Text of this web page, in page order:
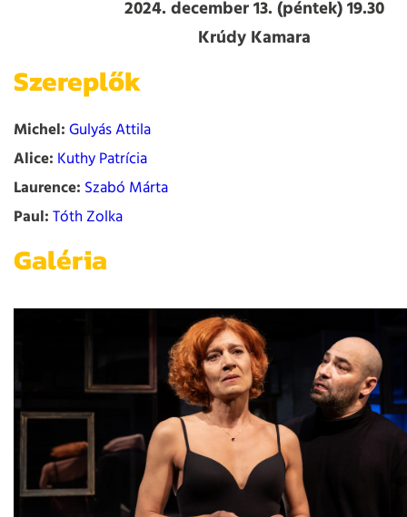
2024. december 13. (péntek) 19.30
Krúdy Kamara
Szereplők
Michel:Gulyás Attila
Alice: Kuthy Patrícia
Laurence: Szabó Márta
Paul:Tóth Zolka
Galéria